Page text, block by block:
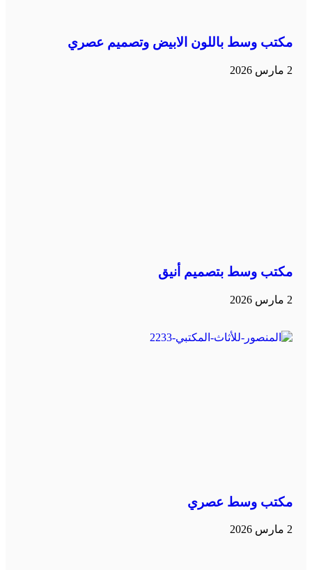
مكتب وسط باللون الابيض وتصميم عصري
2 مارس 2026
مكتب وسط بتصميم أنيق
2 مارس 2026
مكتب وسط عصري
2 مارس 2026